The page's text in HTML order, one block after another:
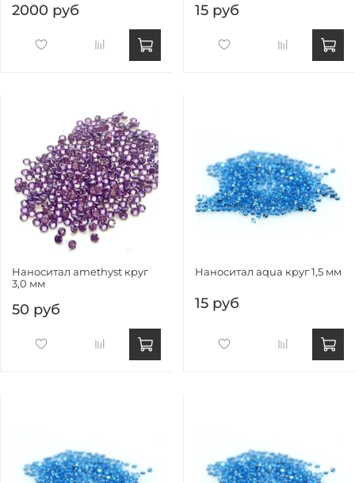
2000 руб 15 руб
Наноситал amethyst круг
3,0 мм
50 руб
Наноситал aqua круг 1,5 мм
15 руб